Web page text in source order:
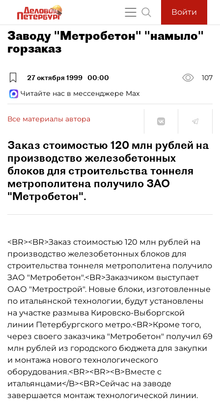
Войти
Заводу "Метробетон" "намыло"
горзаказ
27 октября 1999 00:00
107
Читайте нас в мессенджере Max
Все материалы автора
Заказ стоимостью 120 млн рублей на
производство железобетонных
блоков для строительства тоннеля
метрополитена получило ЗАО
"Метробетон".
<BR><BR>Заказ стоимостью 120 млн рублей на
производство железобетонных блоков для
строительства тоннеля метрополитена получило
ЗАО "Метробетон".<BR>Заказчиком выступает
ОАО "Метрострой". Новые блоки, изготовленные
по итальянской технологии, будут установлены
на участке размыва Кировско-Выборгской
линии Петербургского метро.<BR>Кроме того,
через своего заказчика "Метробетон" получил 69
млн рублей из городского бюджета для закупки
и монтажа нового технологического
оборудования.<BR><BR><B>Вместе с
итальянцами</B><BR>Сейчас на заводе
завершается монтаж технологической линии.